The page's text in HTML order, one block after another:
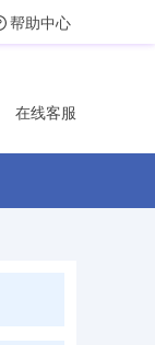
帮助中心
在线客服